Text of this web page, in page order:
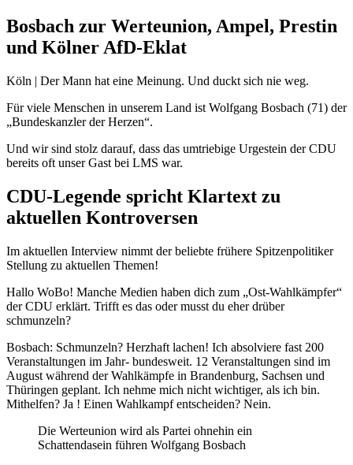
Bosbach zur Werteunion, Ampel, Prestin
und Kölner AfD-Eklat
Köln | Der Mann hat eine Meinung. Und duckt sich nie weg.
Für viele Menschen in unserem Land ist Wolfgang Bosbach (71) der
„Bundeskanzler der Herzen“.
Und wir sind stolz darauf, dass das umtriebige Urgestein der CDU
bereits oft unser Gast bei LMS war.
CDU-Legende spricht Klartext zu
aktuellen Kontroversen
Im aktuellen Interview nimmt der beliebte frühere Spitzenpolitiker
Stellung zu aktuellen Themen!
Hallo WoBo! Manche Medien haben dich zum „Ost-Wahlkämpfer“
der CDU erklärt. Trifft es das oder musst du eher drüber
schmunzeln?
Bosbach: Schmunzeln? Herzhaft lachen! Ich absolviere fast 200
Veranstaltungen im Jahr- bundesweit. 12 Veranstaltungen sind im
August während der Wahlkämpfe in Brandenburg, Sachsen und
Thüringen geplant. Ich nehme mich nicht wichtiger, als ich bin.
Mithelfen? Ja ! Einen Wahlkampf entscheiden? Nein.
Die Werteunion wird als Partei ohnehin ein
Schattendasein führen Wolfgang Bosbach